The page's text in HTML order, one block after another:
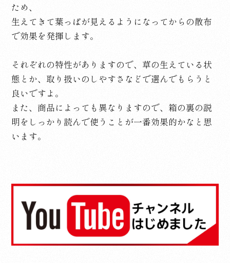
ため、
生えてきて葉っぱが見えるようになってからの散布
で効果を発揮します。
それぞれの特性がありますので、草の生えている状
態とか、取り扱いのしやすさなどで選んでもらうと
良いですよ。
また、商品によっても異なりますので、箱の裏の説
明をしっかり読んで使うことが一番効果的かなと思
います。